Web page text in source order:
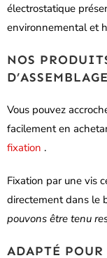
électrostatique
environnemental et
NOS
Vous pouvez
facilement en
fixation .
Fixation par une vis
directement dans le
pouvons être tenu
ADAPTÉ